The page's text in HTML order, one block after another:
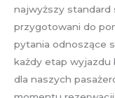
najwyższy standard
przygotowani do
pytania odnoszące
każdy etap wyjazdu
dla naszych